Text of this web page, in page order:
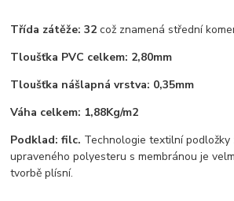
Třída zátěže: 32 což znamená střední
Tloušťka PVC celkem: 2,80mm
Tloušťka nášlapná vrstva: 0,35mm
Váha celkem: 1,88Kg/m2
Podklad: filc. Technologie textilní podložky
upraveného polyesteru s membránou je
tvorbě plísní.